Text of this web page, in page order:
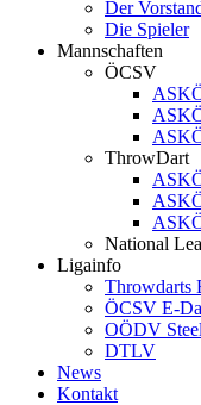
Der
Die Spieler
Mannschaften
ÖCSV
ThrowDart
National
Ligainfo
Throwdarts
ÖCSV E-
OÖDV
DTLV
News
Kontakt